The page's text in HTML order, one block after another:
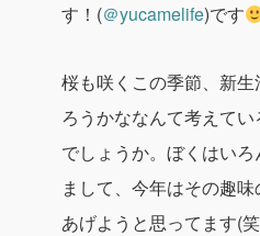
す！(＠yucamelife)です
桜も咲くこの季節、新
ろうかななんて考えて
でしょうか。ぼくはい
まして、今年はその趣
あげようと思ってます(